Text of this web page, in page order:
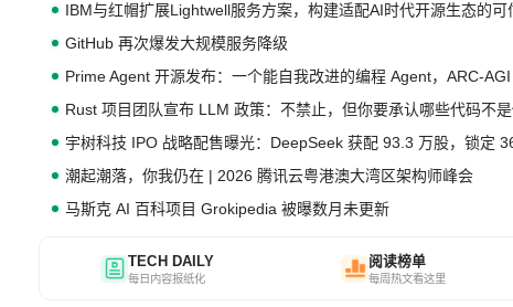
IBM与红帽扩展Lightwell服务方案，构建适配AI时代开源生态的可
GitHub 再次爆发大规模服务降级
Prime Agent 开源发布：一个能自我改进的编程 Agent，ARC-
Rust 项目团队宣布 LLM 政策：不禁止，但你要承认哪些代码不
宇树科技 IPO 战略配售曝光：DeepSeek 获配 93.3 万股，锁定
潮起潮落，你我仍在 | 2026 腾讯云粤港澳大湾区架构师峰会
马斯克 AI 百科项目 Grokipedia 被曝数月未更新
TECH DAILY
每日内容报纸化
阅读榜单
每周热文看这里